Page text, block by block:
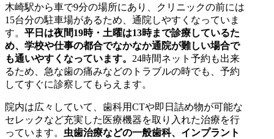
木崎駅から車で9分の場所にあり、クリニックの前には
15台分の駐車場があるため、通院しやすくなっていま
す。 平日は夜間19時・土曜は13時まで診療しているた
め、学校や仕事の都合でなかなか通院が難しい場合で
も通いやすくなっています。 24時間ネット予約も出来
るため、急な歯の痛みなどのトラブルの時でも、予約
してすぐに診察してもらえます。
院内は広々していて、歯科用CTや即日詰め物が可能な
セレックなど充実した医療機器を取り入れた治療を行
っています。 虫歯治療などの一般歯科、インプラント